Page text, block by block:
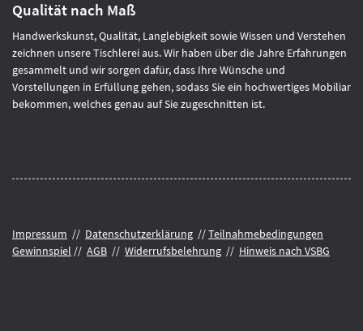
Qualität nach Maß
Handwerkskunst, Qualität, Langlebigkeit sowie Wissen und Verstehen
zeichnen unsere Tischlerei aus. Wir haben über die Jahre Erfahrungen
gesammelt und wir sorgen dafür, dass Ihre Wünsche und
Vorstellungen in Erfüllung gehen, sodass Sie ein hochwertiges Mobiliar
bekommen, welches genau auf Sie zugeschnitten ist.
Impressum // Datenschutzerklärung //Teilnahmebedingungen
Gewinnspiel // AGB // Widerrufsbelehrung // Hinweis nach VSBG